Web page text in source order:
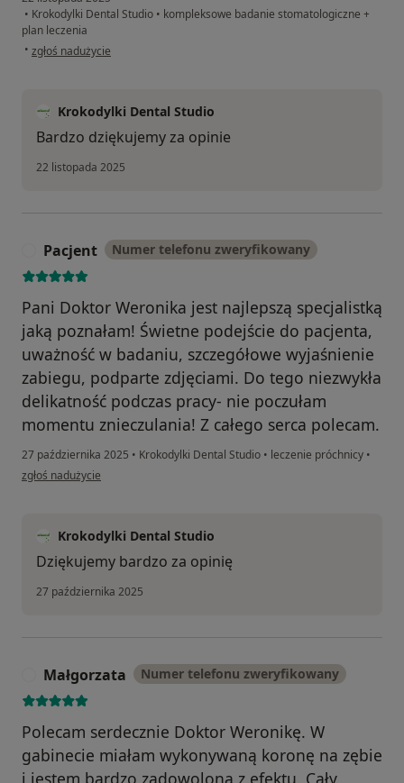
• Krokodylki Dental Studio • kompleksowe badanie stomatologiczne +
plan leczenia
• w opinii użytkownika Malwina
zgłoś nadużycie
Krokodylki Dental Studio
Bardzo dziękujemy za opinie
22 listopada 2025
Pacjent Numer telefonu zweryfikowany
Pani Doktor Weronika jest najlepszą specjalistką
jaką poznałam! Świetne podejście do pacjenta,
uważność w badaniu, szczegółowe wyjaśnienie
zabiegu, podparte zdjęciami. Do tego niezwykła
delikatność podczas pracy- nie poczułam
momentu znieczulania! Z całego serca polecam.
27 października 2025 • Krokodylki Dental Studio • leczenie próchnicy •
w opinii użytkownika Pacjent
zgłoś nadużycie
Krokodylki Dental Studio
Dziękujemy bardzo za opinię
27 października 2025
Małgorzata Numer telefonu zweryfikowany
Polecam serdecznie Doktor Weronikę. W
gabinecie miałam wykonywaną koronę na zębie
i jestem bardzo zadowolona z efektu. Cały